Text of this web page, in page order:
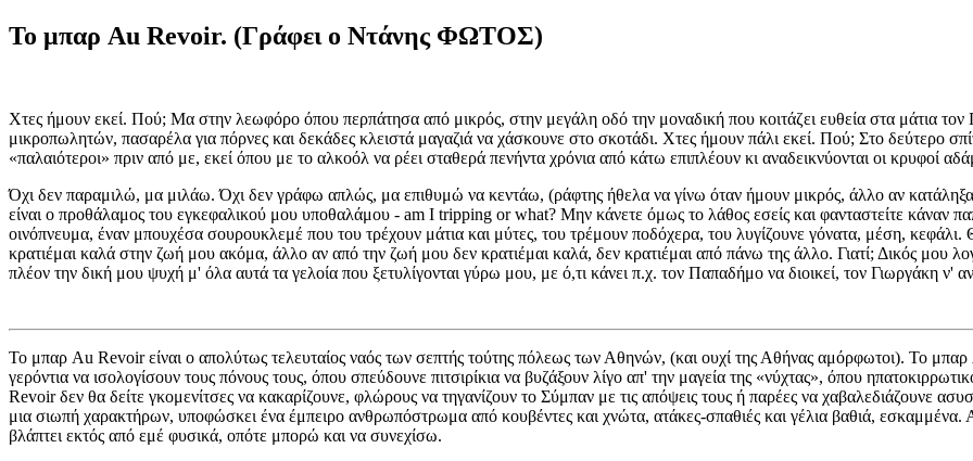
Το μπαρ Au Revoir. (Γράφει ο Ντάνης ΦΩΤΟΣ)
Χτες ήμουν εκεί. Πού; Μα στην λεωφόρο όπου περπάτησα από μικρός, στην μεγάλη οδό την μοναδική που κοιτάζει ευθεία στα μάτια
μικροπωλητών, πασαρέλα για πόρνες και δεκάδες κλειστά μαγαζιά να χάσκουνε στο σκοτάδι. Χτες ήμουν πάλι εκεί. Πού; Στο δεύτερο
«παλαιότεροι» πριν από με, εκεί όπου με το αλκοόλ να ρέει σταθερά πενήντα χρόνια από κάτω επιπλέουν κι αναδεικνύονται οι κρυφοί
Όχι δεν παραμιλώ, μα μιλάω. Όχι δεν γράφω απλώς, μα επιθυμώ να κεντάω, (ράφτης ήθελα να γίνω όταν ήμουν μικρός, άλλο αν
είναι ο προθάλαμος του εγκεφαλικού μου υποθαλάμου - am I tripping or what? Μην κάνετε όμως το λάθος εσείς και φανταστείτε κάναν
οινόπνευμα, έναν μπουχέσα σουρουκλεμέ που του τρέχουν μάτια και μύτες, του τρέμουν ποδόχερα, του λυγίζουνε γόνατα, μέση,
κρατιέμαι καλά στην ζωή μου ακόμα, άλλο αν από την ζωή μου δεν κρατιέμαι καλά, δεν κρατιέμαι από πάνω της άλλο. Γιατί; Δικός μου
πλέον την δική μου ψυχή μ' όλα αυτά τα γελοία που ξετυλίγονται γύρω μου, με ό,τι κάνει π.χ. τον Παπαδήμο να διοικεί, τον Γιωργάκη ν'
Το μπαρ Au Revoir είναι ο απολύτως τελευταίος ναός των σεπτής τούτης πόλεως των Αθηνών, (και ουχί της Αθήνας αμόρφωτοι). Το
γερόντια να ισολογίσουν τους πόνους τους, όπου σπεύδουνε πιτσιρίκια να βυζάξουν λίγο απ' την μαγεία της «νύχτας», όπου
Revoir δεν θα δείτε γκομενίτσες να κακαρίζουνε, φλώρους να τηγανίζουν το Σύμπαν με τις απόψεις τους ή παρέες να χαβαλεδιάζουνε
μια σιωπή χαρακτήρων, υποφώσκει ένα έμπειρο ανθρωπόστρωμα από κουβέντες και χνώτα, ατάκες-σπαθιές και γέλια βαθιά,
βλάπτει εκτός από εμέ φυσικά, οπότε μπορώ και να συνεχίσω.